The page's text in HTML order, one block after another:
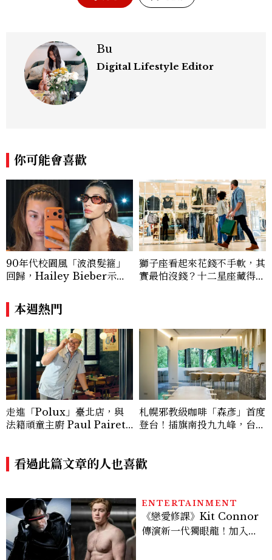
Bu
Digital Lifestyle Editor
你可能會喜歡
90年代校園風「波浪髮箍」
回歸，Hailey Bieber示範
u髮箍未開賣先爆紅！
獅子座看起來花錢不手軟，其
實最怕沒錢？十二星座藏得最
本週熱門
走進「Polux」臺北店，與
法籍頑童主廚 Paul Pairet
札幌邪教級咖啡「森彥」首度
登台！插旗南投九九峰，台灣
看過此篇文章的人也喜歡
ENTERTAINMENT
《戀愛修課》Kit Connor
傳演新一代獨眼龍！加入新